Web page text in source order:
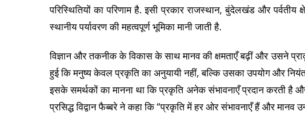
परिस्थितियों का परिणाम है. इसी प्रकार राजस्थान, बुंदेलखंड और
स्थानीय पर्यावरण की महत्वपूर्ण भूमिका मानी जाती है.
विज्ञान और तकनीक के विकास के साथ मानव की क्षमताएँ बढ़ीं और उसने
हुई कि मनुष्य केवल प्रकृति का अनुयायी नहीं, बल्कि उसका उपयोग और
इसके समर्थकों का मानना था कि प्रकृति अनेक संभावनाएँ प्रदान करती है
प्रसिद्ध विद्वान फैब्बरे ने कहा कि “प्रकृति में हर ओर संभावनाएँ हैं और मानव